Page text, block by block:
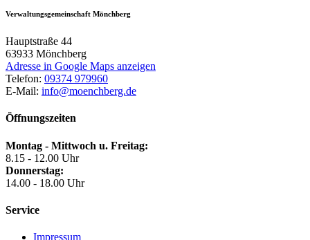
Verwaltungsgemeinschaft Mönchberg
Hauptstraße 44
63933 Mönchberg
Adresse in Google Maps anzeigen
Telefon: 09374 979960
E-Mail: info@moenchberg.de
Öffnungszeiten
Montag - Mittwoch u. Freitag:
8.15 - 12.00 Uhr
Donnerstag:
14.00 - 18.00 Uhr
Service
Impressum